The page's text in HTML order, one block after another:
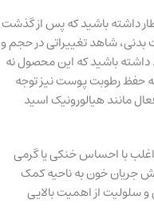
داشته باشید که پس از گذشت
بدنی، شاهد تغییراتی در حجم و
داشته باشید که این محصول نه
حفظ رطوبت پوست نیز توجه
مانند هیالورونیک اسید
اغلب با احساس خنکی یا گرمی
جریان خون به ناحیه کمک
سلولیت از اهمیت بالایی